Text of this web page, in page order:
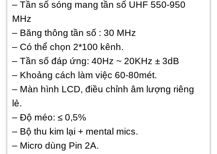
– Tần số sóng mang tần số UHF 550-950
MHz
– Băng thông tần số : 30 MHz
– Có thể chọn 2*100 kênh.
– Tần số đáp ứng: 40Hz ~ 20KHz ± 3dB
– Khoảng cách làm việc 60-80mét.
– Màn hình LCD, điều chỉnh âm lượng riêng
lẻ.
– Độ méo: ≤ 0,5%
– Bộ thu kim lại + mental mics.
– Micro dùng Pin 2A.